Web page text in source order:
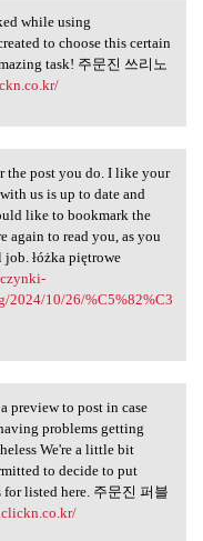
while
while using
to choose this certain
task! 주문진 쓰리노
for the
the post you do. I like your
us is up to date and
like to bookmark the
again to read you, as you
łóżka piętrowe
2024/10/26/%C5%82%C3
a
preview to post in case
problems getting
We're a little bit
to decide to put
for listed here. 주문진 퍼블